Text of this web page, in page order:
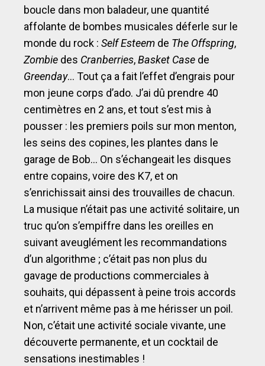
boucle dans mon baladeur, une quantité
affolante de bombes musicales déferle sur le
monde du rock : Self Esteem de The Offspring,
Zombie des Cranberries,Basket Case de
Greenday… Tout ça a fait l’effet d’engrais pour
mon jeune corps d’ado. J’ai dû prendre 40
centimètres en 2 ans, et tout s’est mis à
pousser : les premiers poils sur mon menton,
les seins des copines, les plantes dans le
garage de Bob… On s’échangeait les disques
entre copains, voire des K7, et on
s’enrichissait ainsi des trouvailles de chacun.
La musique n’était pas une activité solitaire, un
truc qu’on s’empiffre dans les oreilles en
suivant aveuglément les recommandations
d’un algorithme ; c’était pas non plus du
gavage de productions commerciales à
souhaits, qui dépassent à peine trois accords
et n’arrivent même pas à me hérisser un poil.
Non, c’était une activité sociale vivante, une
découverte permanente, et un cocktail de
sensations inestimables !